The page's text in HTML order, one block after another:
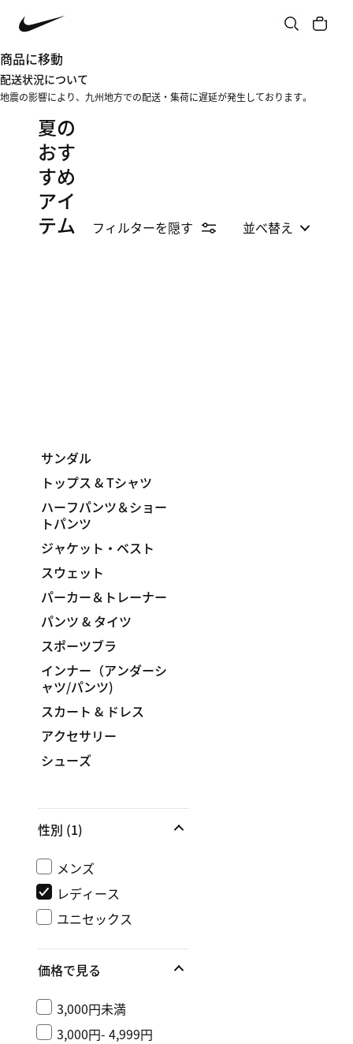
商品に移動
配送状況について
地震の影響により、九州地方での配送・集荷に遅延が発生しております。
夏の
おす
すめ
アイ
テム
フィルターを隠す 並べ替え
サンダル
トップス & Tシャツ
ハーフパンツ＆ショー
トパンツ
ジャケット・ベスト
スウェット
パーカー＆トレーナー
パンツ & タイツ
スポーツブラ
インナー（アンダーシ
ャツ/パンツ)
スカート & ドレス
アクセサリー
シューズ
性別 (1)
メンズ
レディース
ユニセックス
価格で見る
3,000円未満
3,000円- 4,999円